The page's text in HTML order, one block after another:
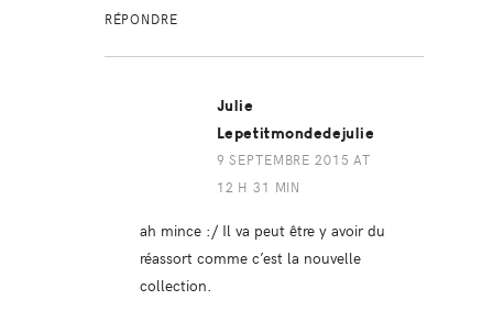
RÉPONDRE
Julie
Lepetitmondedejulie
9 SEPTEMBRE 2015 AT
12 H 31 MIN
ah mince :/ Il va peut être y avoir du
réassort comme c’est la nouvelle
collection.